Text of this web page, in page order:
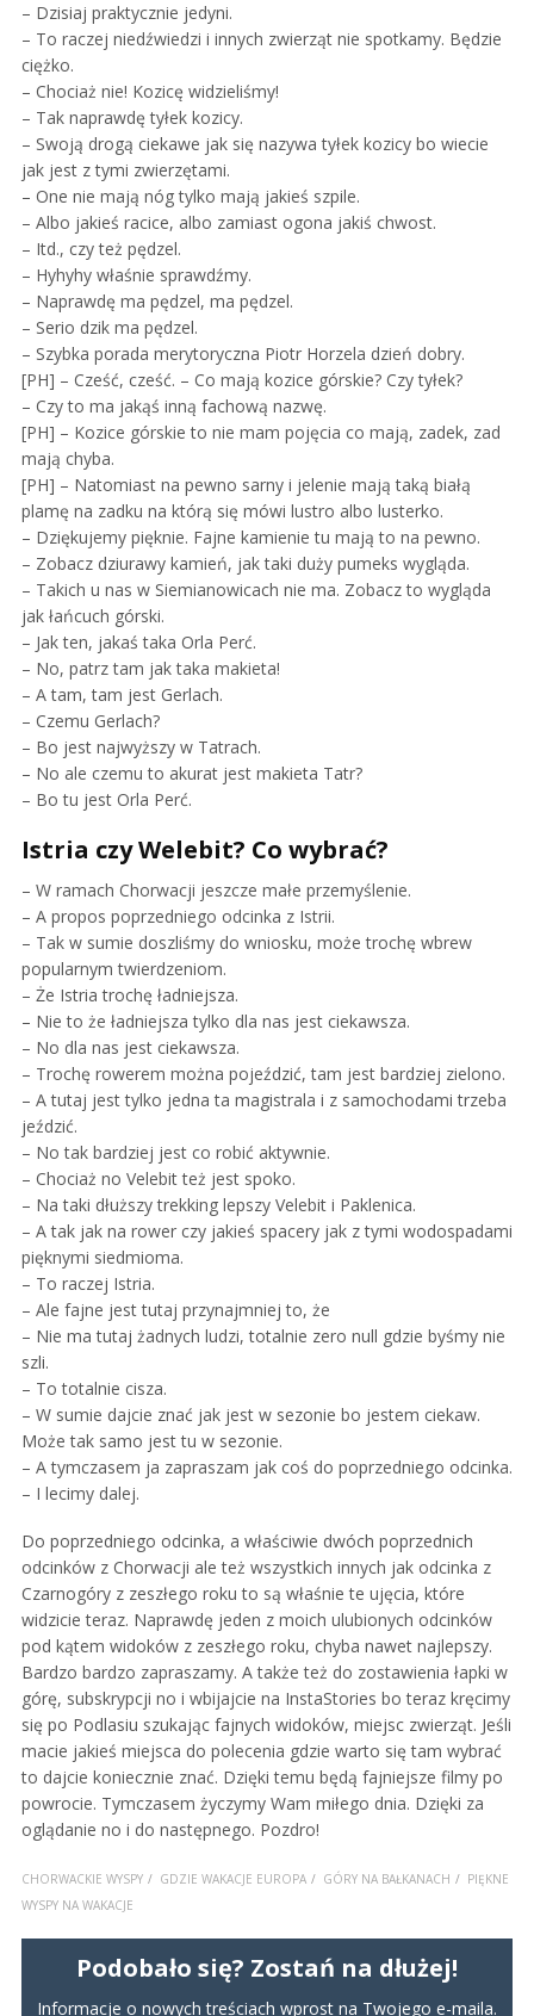
– Dzisiaj praktycznie jedyni.
– To raczej niedźwiedzi i innych zwierząt nie spotkamy. Będzie
ciężko.
– Chociaż nie! Kozicę widzieliśmy!
– Tak naprawdę tyłek kozicy.
– Swoją drogą ciekawe jak się nazywa tyłek kozicy bo wiecie
jak jest z tymi zwierzętami.
– One nie mają nóg tylko mają jakieś szpile.
– Albo jakieś racice, albo zamiast ogona jakiś chwost.
– Itd., czy też pędzel.
– Hyhyhy właśnie sprawdźmy.
– Naprawdę ma pędzel, ma pędzel.
– Serio dzik ma pędzel.
– Szybka porada merytoryczna Piotr Horzela dzień dobry.
[PH] – Cześć, cześć. – Co mają kozice górskie? Czy tyłek?
– Czy to ma jakąś inną fachową nazwę.
[PH] – Kozice górskie to nie mam pojęcia co mają, zadek, zad
mają chyba.
[PH] – Natomiast na pewno sarny i jelenie mają taką białą
plamę na zadku na którą się mówi lustro albo lusterko.
– Dziękujemy pięknie. Fajne kamienie tu mają to na pewno.
– Zobacz dziurawy kamień, jak taki duży pumeks wygląda.
– Takich u nas w Siemianowicach nie ma. Zobacz to wygląda
jak łańcuch górski.
– Jak ten, jakaś taka Orla Perć.
– No, patrz tam jak taka makieta!
– A tam, tam jest Gerlach.
– Czemu Gerlach?
– Bo jest najwyższy w Tatrach.
– No ale czemu to akurat jest makieta Tatr?
– Bo tu jest Orla Perć.
Istria czy Welebit? Co wybrać?
– W ramach Chorwacji jeszcze małe przemyślenie.
– A propos poprzedniego odcinka z Istrii.
– Tak w sumie doszliśmy do wniosku, może trochę wbrew
popularnym twierdzeniom.
– Że Istria trochę ładniejsza.
– Nie to że ładniejsza tylko dla nas jest ciekawsza.
– No dla nas jest ciekawsza.
– Trochę rowerem można pojeździć, tam jest bardziej zielono.
– A tutaj jest tylko jedna ta magistrala i z samochodami trzeba
jeździć.
– No tak bardziej jest co robić aktywnie.
– Chociaż no Velebit też jest spoko.
– Na taki dłuższy trekking lepszy Velebit i Paklenica.
– A tak jak na rower czy jakieś spacery jak z tymi wodospadami
pięknymi siedmioma.
– To raczej Istria.
– Ale fajne jest tutaj przynajmniej to, że
– Nie ma tutaj żadnych ludzi, totalnie zero null gdzie byśmy nie
szli.
– To totalnie cisza.
– W sumie dajcie znać jak jest w sezonie bo jestem ciekaw.
Może tak samo jest tu w sezonie.
– A tymczasem ja zapraszam jak coś do poprzedniego odcinka.
– I lecimy dalej.
Do poprzedniego odcinka, a właściwie dwóch poprzednich
odcinków z Chorwacji ale też wszystkich innych jak odcinka z
Czarnogóry z zeszłego roku to są właśnie te ujęcia, które
widzicie teraz. Naprawdę jeden z moich ulubionych odcinków
pod kątem widoków z zeszłego roku, chyba nawet najlepszy.
Bardzo bardzo zapraszamy. A także też do zostawienia łapki w
górę, subskrypcji no i wbijajcie na InstaStories bo teraz kręcimy
się po Podlasiu szukając fajnych widoków, miejsc zwierząt. Jeśli
macie jakieś miejsca do polecenia gdzie warto się tam wybrać
to dajcie koniecznie znać. Dzięki temu będą fajniejsze filmy po
powrocie. Tymczasem życzymy Wam miłego dnia. Dzięki za
oglądanie no i do następnego. Pozdro!
CHORWACKIE WYSPY GDZIE WAKACJE EUROPA GÓRY NA BAŁKANACH
PIĘKNE
WYSPY NA WAKACJE
Podobało się? Zostań na dłużej!
Informacje o nowych treściach wprost na Twojego e-maila.